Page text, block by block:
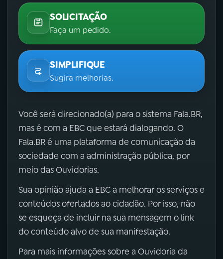
SOLICITAÇÃO
Faça um pedido.
SIMPLIFIQUE
Sugira melhorias.
Você será direcionado(a) para o sistema Fala.BR,
mas é com a EBC que estará dialogando. O
Fala.BR é uma plataforma de comunicação da
sociedade com a administração pública, por
meio das Ouvidorias.
Sua opinião ajuda a EBC a melhorar os serviços e
conteúdos ofertados ao cidadão. Por isso, não
se esqueça de incluir na sua mensagem o link
do conteúdo alvo de sua manifestação.
Para mais informações sobre a Ouvidoria da